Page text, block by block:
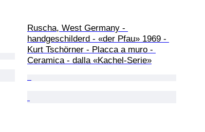
Ruscha, West Germany -
handgeschilderd - «der Pfau» 1969 -
Kurt Tschörner - Placca a muro -
Ceramica - dalla «Kachel-Serie»